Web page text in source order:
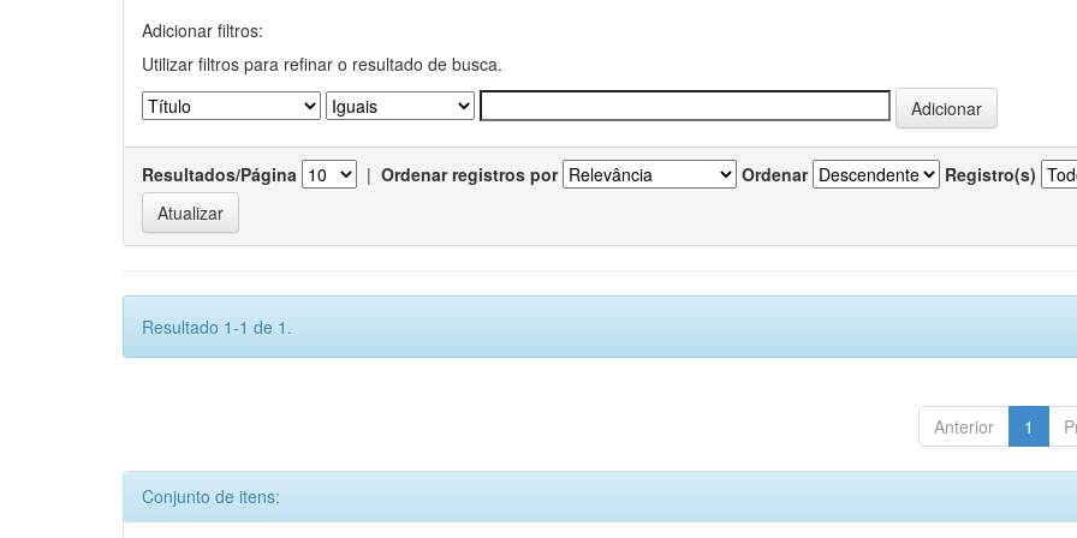
Adicionar filtros:
Utilizar filtros para refinar o resultado de busca.
Resultados/Página | Ordenar registros por Ordenar Registro(s)
Resultado 1-1 de 1.
Anterior 1
Conjunto de itens: